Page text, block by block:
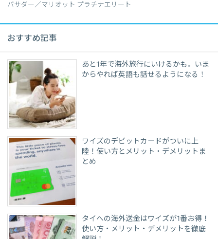
バサダー／マリオット プラチナエリート
おすすめ記事
あと1年で海外旅行にいけるかも。いま
からやれば英語も話せるようになる！
ワイズのデビットカードがついに上
陸！使い方とメリット・デメリットま
とめ
タイへの海外送金はワイズが1番お得！
使い方・メリット・デメリットを徹底